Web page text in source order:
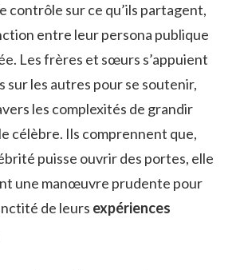
contrôle sur ce qu’ils partagent,
entre leur persona publique
Les frères et sœurs s’appuient
sur les autres pour se soutenir,
les complexités de grandir
célèbre. Ils comprennent que,
puisse ouvrir des portes, elle
une manœuvre prudente pour
de leurs expériences